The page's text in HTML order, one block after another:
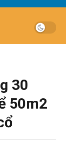
30
50m2